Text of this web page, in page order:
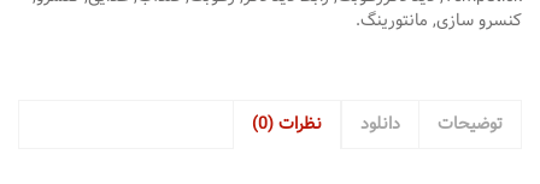
کنسرو سازی, مانتورینگ.
توضیحات دانلود نظرات (0)